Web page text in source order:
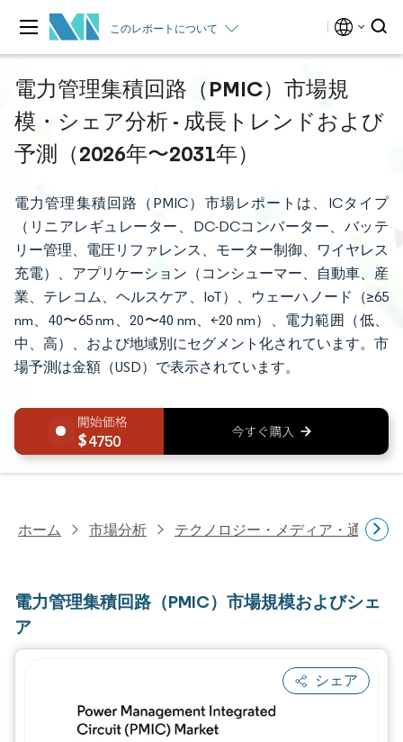
このレポートについて
電力管理集積回路（PMIC）市場規
模・シェア分析 - 成長トレンドおよび
予測（2026年〜2031年）
電力管理集積回路（PMIC）市場レポートは、ICタイプ
（リニアレギュレーター、DC-DCコンバーター、バッテ
リー管理、電圧リファレンス、モーター制御、ワイヤレス
充電）、アプリケーション（コンシューマー、自動車、産
業、テレコム、ヘルスケア、IoT）、ウェーハノード（≥65
nm、40〜65 nm、20〜40 nm、<20 nm）、電力範囲（低、
中、高）、および地域別にセグメント化されています。市
場予測は金額（USD）で表示されています。
4750
ホーム 市場分析 テクノロジー・メディア・通信研
電力管理集積回路（PMIC）市場規模およびシェ
ア
シェア